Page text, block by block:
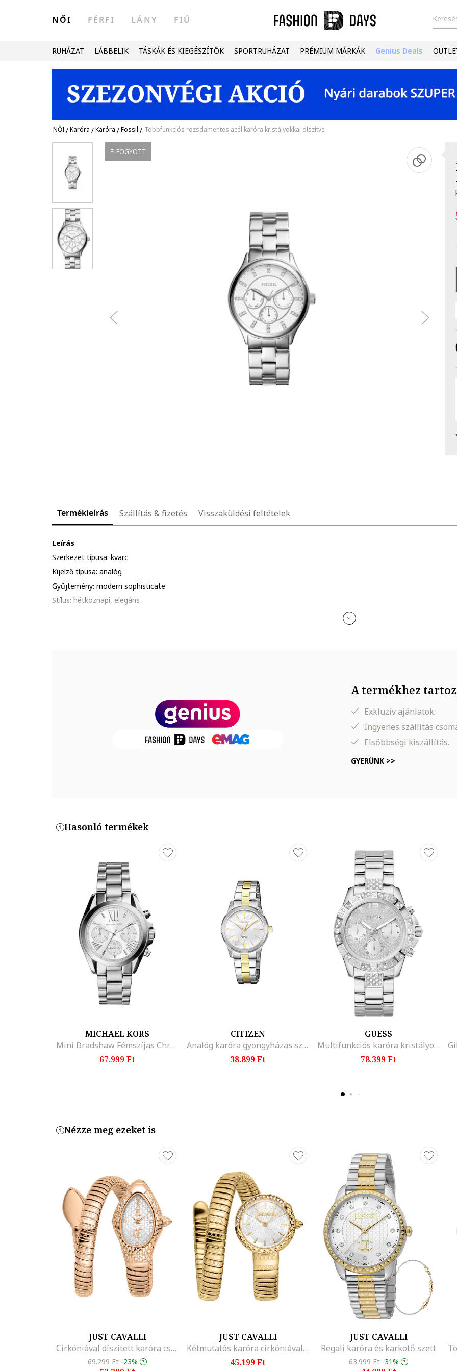
NŐI FÉRFI LÁNY FIÚ
RUHÁZAT LÁBBELIK TÁSKÁK ÉS KIEGÉSZÍTŐK SPORTRUHÁZAT PRÉMIUM MÁRKÁK Genius Deals
NŐI/Karóra /Karóra /Fossil / Többfunkciós rozsdamentes acél karóra kristályokkal díszítve
ELFOGYOTT
Termékleírás Szállítás & fizetés Visszaküldési feltételek
Leírás
Szerkezet típusa: kvarc
Kijelző típusa: analóg
Gyűjtemény: modern sophisticate
Stílus: hétköznapi, elegáns
Típus: karkötő
Szíj/Karkötő anyaga: rozsdamentes acél
Szíj/Karkötő Szélesség: 18 mm
Termékszám
BQ1560
A termékhez
Exkluzív ajánlatok.
Ingyenes szállítás
Elsőbbségi kiszállítás.
GYERÜNK >>
Hasonló termékek
MICHAEL KORS
Mini Bradshaw Fémszíjas Chrono Karóra
67.999 Ft
CITIZEN
Analóg karóra gyöngyházas számlappal
38.899 Ft
GUESS
Multifunkciós karóra kristályokkal
78.399 Ft
Nézze meg ezeket is
JUST CAVALLI
Cirkóniával díszített karóra csuklóra tekerhető szíjjal, Rózsaarany
69.299 Ft -23%
JUST CAVALLI
Kétmutatós karóra cirkóniával, Aranyszín
45.199 Ft
JUST CAVALLI
Regali karóra és karkötő szett
63.999 Ft -31%